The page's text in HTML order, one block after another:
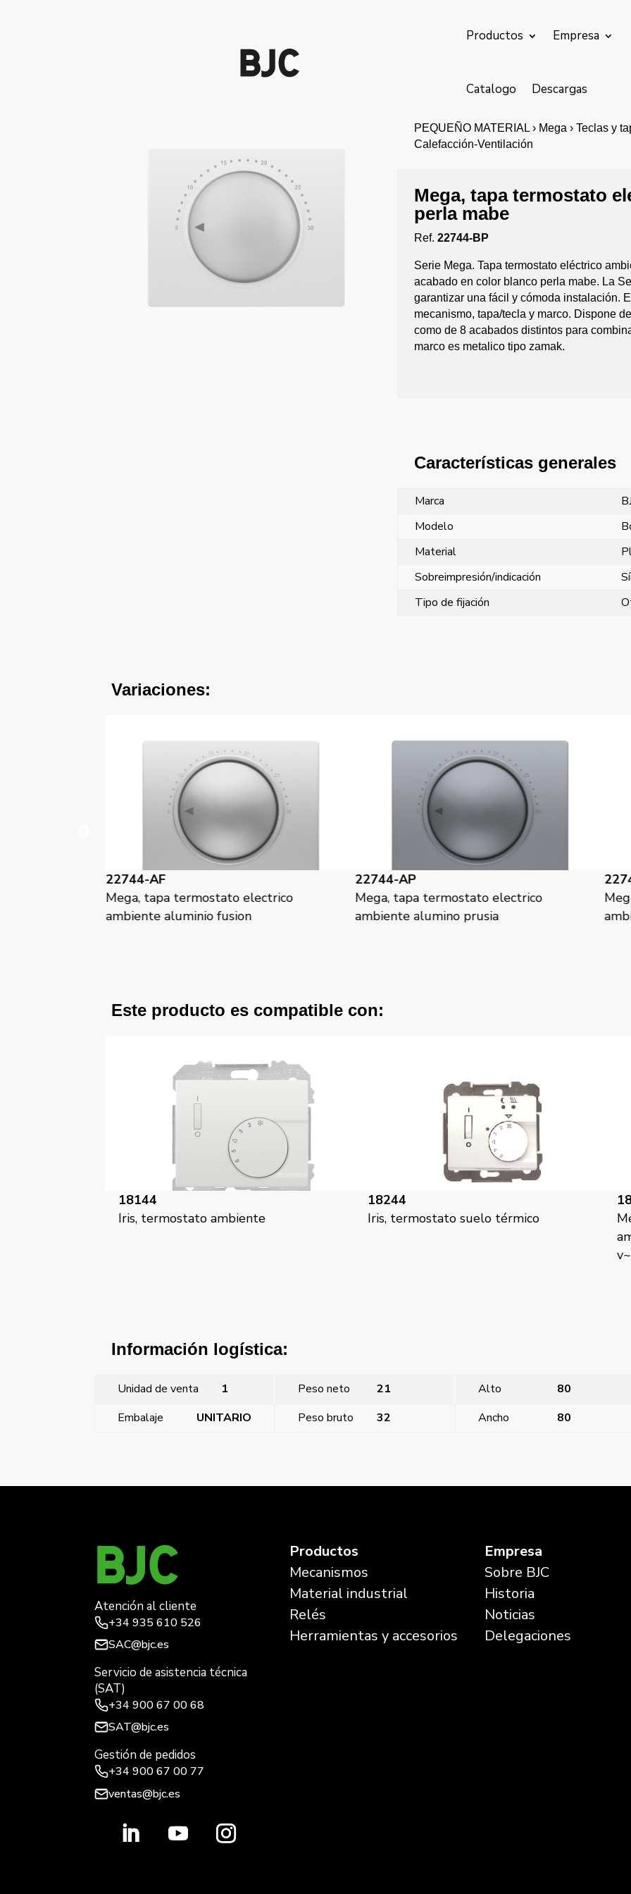
Productos Empresa
Catalogo Descargas
PEQUEÑO MATERIAL › Mega › Teclas y
Calefacción-Ventilación
Mega, tapa termostato
perla mabe
Ref.22744-BP
Serie Mega. Tapa termostato eléctrico
acabado en color blanco perla mabe. La
garantizar una fácil y cómoda instalación.
mecanismo, tapa/tecla y marco. Dispone
como de 8 acabados distintos para
marco es metalico tipo zamak.
Características generales
Marca
Modelo
Material
Sobreimpresión/indicación
Tipo de fijación
Variaciones:
22744-AP
Mega, tapa termostato electrico
ambiente alumino prusia
22744-BS
Mega, tapa termostato electrico
ambiente blanco satin
Este producto es compatible con:
18144
Iris, termostato ambiente
18244
Iris, termostato suelo térmico
Información logística:
Unidad de venta 1 Peso neto 21 Alto 80
Embalaje
UNITARIO Peso bruto 32 Ancho 80
Atención al cliente
+34935 610 526
SAC@bjc.es
Servicio de asistencia técnica
(SAT)
+34900 67 00 68
SAT@bjc.es
Gestión de pedidos
+34 900 67 00 77
ventas@bjc.es
Productos
Mecanismos
Material industrial
Relés
Herramientas y accesorios
Empresa
Sobre BJC
Historia
Noticias
Delegaciones